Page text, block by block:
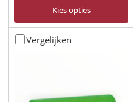
Kies opties
Vergelijken